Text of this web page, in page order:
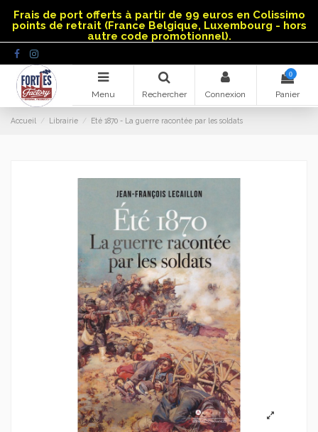
Frais de port offerts à partir de 99 euros en Colissimo
points de retrait (France Belgique, Luxembourg - hors
autre code promotionnel).
Menu Rechercher Connexion
0
Panier
Accueil Librairie Eté 1870 - La guerre racontée par les soldats